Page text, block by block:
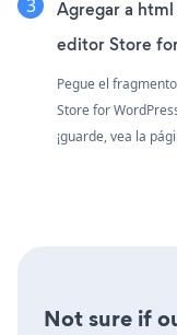
Agregar a
editor Store
Pegue el
Store for
¡guarde, vea la
Not sure if